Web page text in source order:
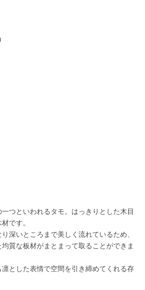
つといわれるタモ。はっきりとした木目
です。
深いところまで美しく流れているため、
質な板材がまとまって取ることができま
とした表情で空間を引き締めてくれる存